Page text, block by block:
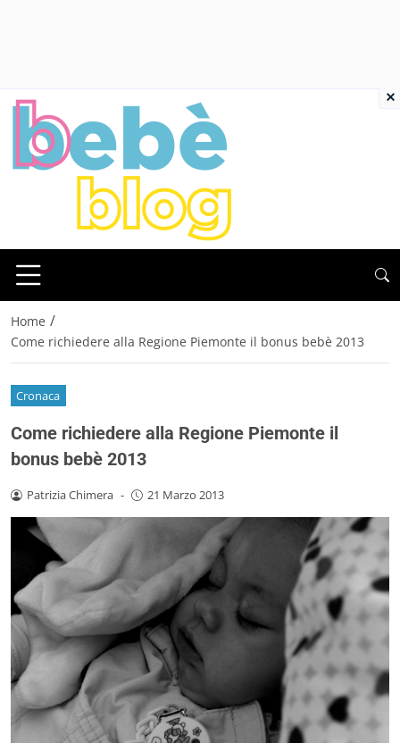
Home /
Come richiedere alla Regione Piemonte il bonus bebè 2013
Cronaca
Come richiedere alla Regione Piemonte il
bonus bebè 2013
Patrizia Chimera - 21 Marzo 2013
×